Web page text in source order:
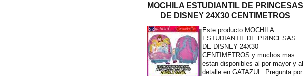
MOCHILA ESTUDIANTIL DE PRINCESAS
DE DISNEY 24X30 CENTIMETROS
Este producto MOCHILA
ESTUDIANTIL DE PRINCESAS
DE DISNEY 24X30
CENTIMETROS y muchos mas
estan disponibles al por mayor y al
detalle en GATAZUL. Pregunta por